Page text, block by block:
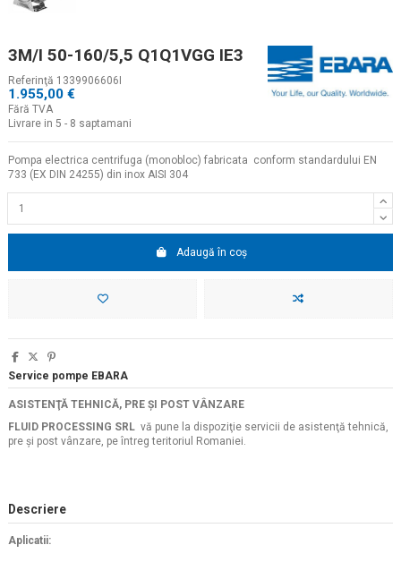
3M/I 50-160/5,5 Q1Q1VGG IE3
Referinţă 1339906606I
1.955,00 €
Fără TVA
Livrare in 5 - 8 saptamani
Pompa electrica centrifuga (monobloc) fabricata conform standardului EN
733 (EX DIN 24255) din inox AISI 304
Adaugă în coș
Service pompe EBARA
ASISTENŢĂ TEHNICĂ, PRE ŞI POST VÂNZARE
FLUID PROCESSING SRL vă pune la dispoziţie servicii de asistenţă tehnică,
pre şi post vânzare, pe întreg teritoriul Romaniei.
Descriere
Aplicatii: